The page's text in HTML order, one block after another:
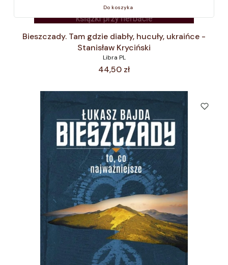
Do koszyka
Bieszczady. Tam gdzie diabły, hucuły, ukraińce -
Stanisław Kryciński
Libra PL
Cena
44,50 zł